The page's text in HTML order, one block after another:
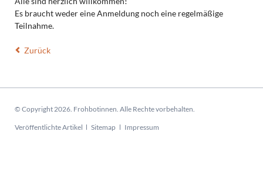
Es braucht weder eine Anmeldung noch eine regelmäßige
Teilnahme.
Zurück
© Copyright 2026. Frohbotinnen. Alle Rechte vorbehalten.
Navigation
Veröffentlichte Artikel Sitemap Impressum